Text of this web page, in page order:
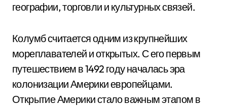
географии, торговли и культурных связей.
Колумб считается одним из крупнейших
мореплавателей и открытых. С его первым
путешествием в 1492 году началась эра
колонизации Америки европейцами.
Открытие Америки стало важным этапом в